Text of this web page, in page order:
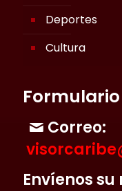
Deportes
Cultura
Correo:
Envíenos